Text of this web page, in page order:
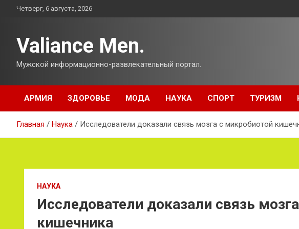
ПерейтиЧетверг, 6 августа, 2026
Valiance Men.
Мужской информационно-развлекательный портал.
АРМИЯ ЗДОРОВЬЕ МОДА НАУКА СПОРТ ТУРИЗМ
Главная Наука Исследователи доказали связь мозга с микробиотой
НАУКА
Исследователи доказали связь
кишечника